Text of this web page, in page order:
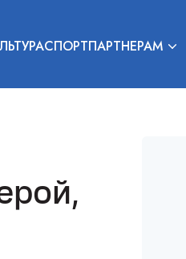
СПОРТПАРТНЕРАМ